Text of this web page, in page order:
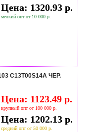
Цена: 1320.93 р.
мелкий опт от 10 000 р.
C13T00S14A ЧЕР.
Цена: 1123.49 р.
крупный опт от 100 000 р.
Цена: 1202.13 р.
средний опт от 50 000 р.